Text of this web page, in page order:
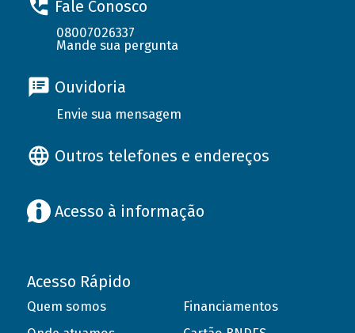
Fale Conosco
08007026337
Mande sua pergunta
Ouvidoria
Envie sua mensagem
Outros telefones e endereços
Acesso à informação
Acesso Rápido
Quem somos
Financiamentos